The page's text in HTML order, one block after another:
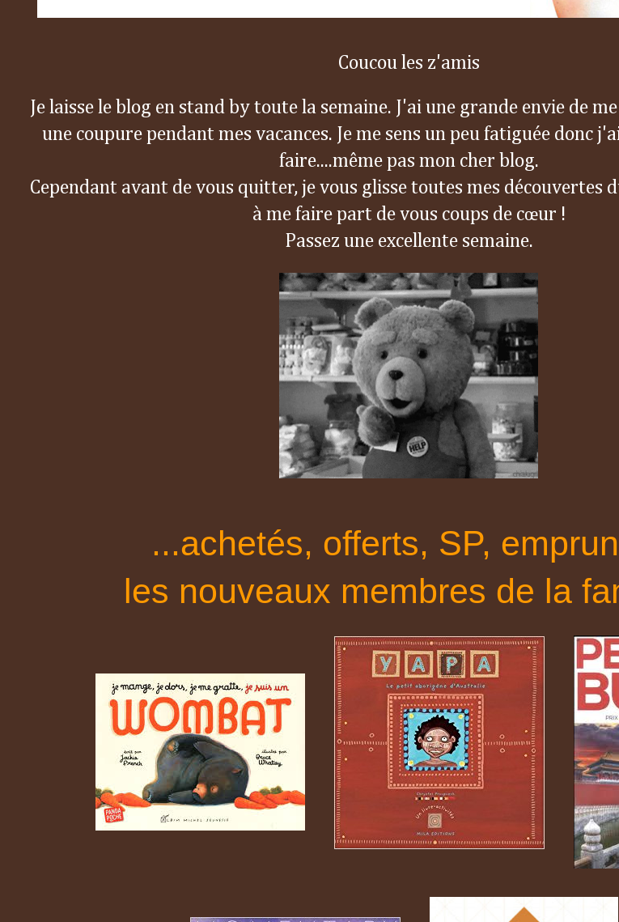
Coucou les z'amis
Je laisse le blog en stand by toute la semaine. J'ai une grande envie de
une coupure pendant mes vacances. Je me sens un peu fatiguée donc
faire....même pas mon cher blog.
Cependant avant de vous quitter, je vous glisse toutes mes découvertes
à me faire part de vous coups de cœur !
Passez une excellente semaine.
...achetés, offerts, SP,
les nouveaux membres de la